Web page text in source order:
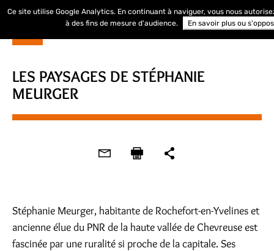
LES PAYSAGES DE STÉPHANIE
MEURGER
Stéphanie Meurger, habitante de Rochefort-en-Yvelines et
ancienne élue du PNR de la haute vallée de Chevreuse est
fascinée par une ruralité si proche de la capitale. Ses
Ce site utilise Google Analytics. En continuant à naviguer, vous nous
à des fins de mesure d'audience.
En savoir plus ou